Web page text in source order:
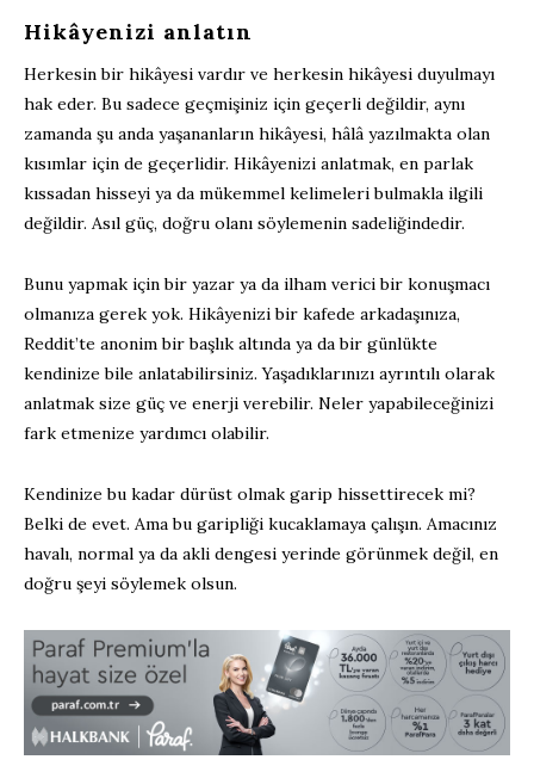
Hikâyenizi anlatın
Herkesin bir hikâyesi vardır ve herkesin hikâyesi duyulmayı
hak eder. Bu sadece geçmişiniz için geçerli değildir, aynı
zamanda şu anda yaşananların hikâyesi, hâlâ yazılmakta olan
kısımlar için de geçerlidir. Hikâyenizi anlatmak, en parlak
kıssadan hisseyi ya da mükemmel kelimeleri bulmakla ilgili
değildir. Asıl güç, doğru olanı söylemenin sadeliğindedir.
Bunu yapmak için bir yazar ya da ilham verici bir konuşmacı
olmanıza gerek yok. Hikâyenizi bir kafede arkadaşınıza,
Reddit’te anonim bir başlık altında ya da bir günlükte
kendinize bile anlatabilirsiniz. Yaşadıklarınızı ayrıntılı olarak
anlatmak size güç ve enerji verebilir. Neler yapabileceğinizi
fark etmenize yardımcı olabilir.
Kendinize bu kadar dürüst olmak garip hissettirecek mi?
Belki de evet. Ama bu garipliği kucaklamaya çalışın. Amacınız
havalı, normal ya da akli dengesi yerinde görünmek değil, en
doğru şeyi söylemek olsun.